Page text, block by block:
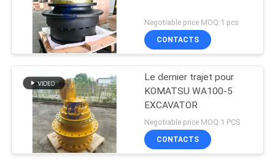
Negotiable price MOQ:1 pcs
CONTACTS
Le dernier trajet pour
KOMATSU WA100-5
EXCAVATOR
Negotiable price MOQ:1 PCS
CONTACTS